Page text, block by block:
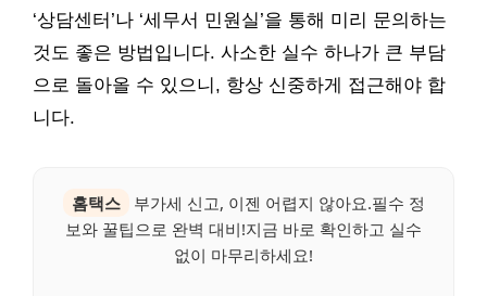
‘상담센터’나 ‘세무서 민원실’을 통해 미리 문의하는
것도 좋은 방법입니다. 사소한 실수 하나가 큰 부담
으로 돌아올 수 있으니, 항상 신중하게 접근해야 합
니다.
홈택스
부가세 신고, 이젠 어렵지 않아요.필수 정
보와 꿀팁으로 완벽 대비!지금 바로 확인하고 실수
없이 마무리하세요!